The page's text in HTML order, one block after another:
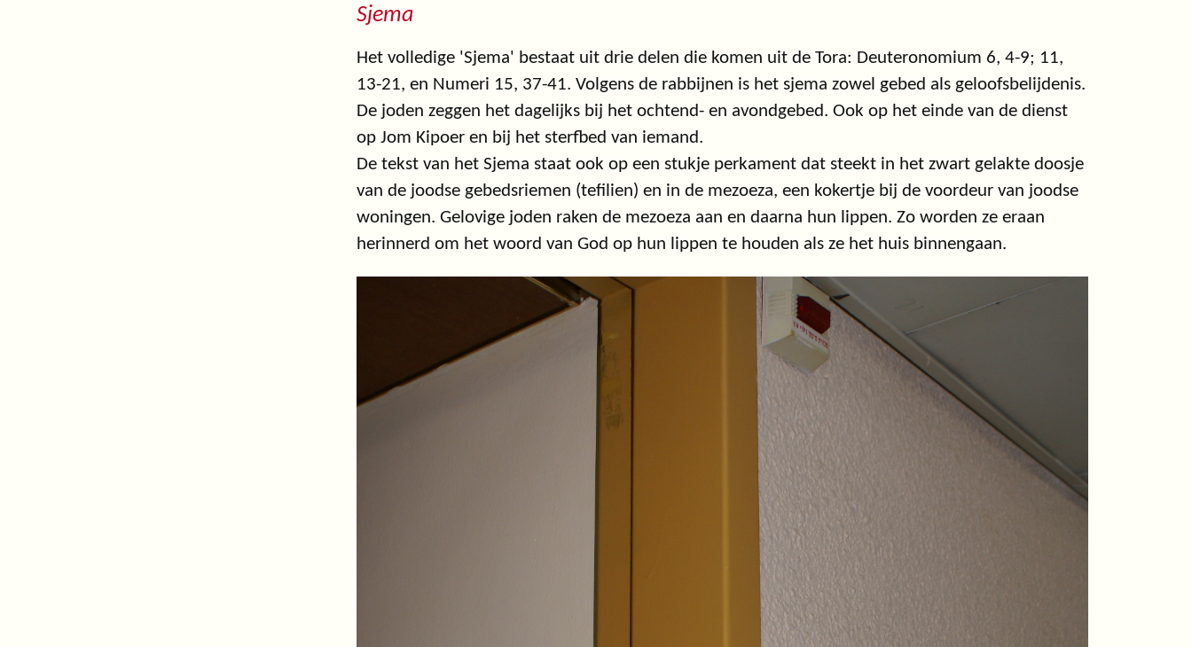
Sjema
Het volledige 'Sjema' bestaat uit drie delen die komen uit de Tora: Deuteronomium 6, 4-9; 11,
13-21, en Numeri 15, 37-41. Volgens de rabbijnen is het sjema zowel gebed als geloofsbelijdenis.
De joden zeggen het dagelijks bij het ochtend- en avondgebed. Ook op het einde van de dienst
op Jom Kipoer en bij het sterfbed van iemand.
De tekst van het Sjema staat ook op een stukje perkament dat steekt in het zwart gelakte doosje
van de joodse gebedsriemen (tefilien) en in de mezoeza, een kokertje bij de voordeur van joodse
woningen. Gelovige joden raken de mezoeza aan en daarna hun lippen. Zo worden ze eraan
herinnerd om het woord van God op hun lippen te houden als ze het huis binnengaan.